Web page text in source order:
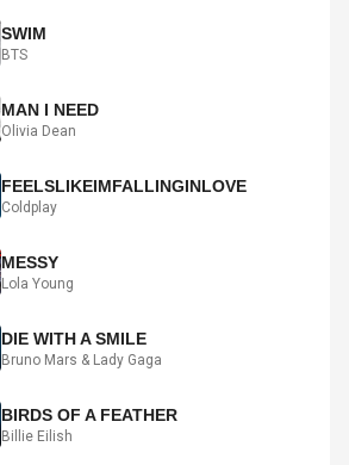
SWIM
BTS
MAN I NEED
Olivia Dean
FEELSLIKEIMFALLINGINLOVE
Coldplay
MESSY
Lola Young
DIE WITH A SMILE
Bruno Mars & Lady Gaga
BIRDS OF A FEATHER
Billie Eilish